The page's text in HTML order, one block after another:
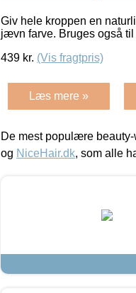
Giv hele kroppen en
jævn farve. Bruges også
439 kr. (Vis fragtpris)
Læs mere »
De mest populære
og NiceHair.dk, som alle